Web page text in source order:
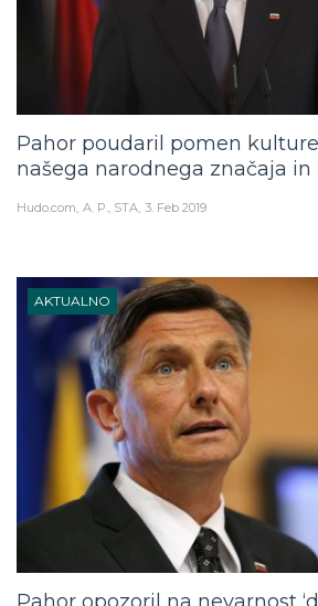
Pahor poudaril pomen
našega narodnega značaja
Hudo.com A. P., STA 3. Feb 2019
AKTUALNO